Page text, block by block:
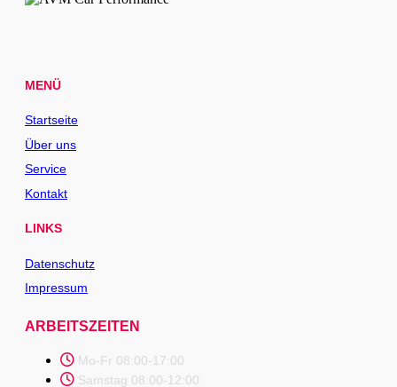
MENÜ
Startseite
Über uns
Service
Kontakt
LINKS
Datenschutz
Impressum
ARBEITSZEITEN
Mo-Fr 08:00-17:00
Samstag 08:00-12:00